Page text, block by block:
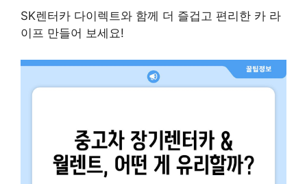
SK렌터카 다이렉트와 함께 더 즐겁고 편리한 카 라
이프 만들어 보세요!